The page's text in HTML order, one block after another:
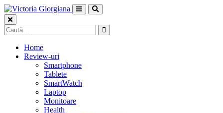
Skip
to
content
Caută
după:
Home
Review-uri
Smartphone
Tablete
SmartWatch
Laptop
Monitoare
Health